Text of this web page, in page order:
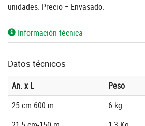
unidades. Precio = Envasado.
Información técnica
Datos técnicos
An. x L Peso
25 cm-600 m
6 kg